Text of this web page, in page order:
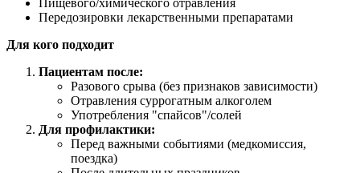
Передозировки лекарственными препаратами
Для кого подходит
Пациентам после:
Разового срыва (без признаков зависимости)
Отравления суррогатным алкоголем
Употребления "спайсов"/солей
Для профилактики:
Перед важными событиями (медкомиссия,
поездка)